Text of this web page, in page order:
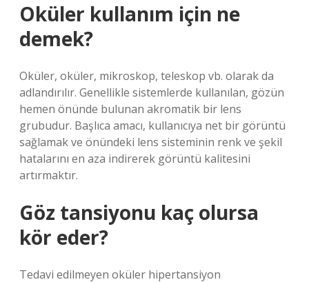
Oküler kullanım için ne
demek?
Oküler, oküler, mikroskop, teleskop vb. olarak da
adlandırılır. Genellikle sistemlerde kullanılan, gözün
hemen önünde bulunan akromatik bir lens
grubudur. Başlıca amacı, kullanıcıya net bir görüntü
sağlamak ve önündeki lens sisteminin renk ve şekil
hatalarını en aza indirerek görüntü kalitesini
artırmaktır.
Göz tansiyonu kaç olursa
kör eder?
Tedavi edilmeyen oküler hipertansiyon